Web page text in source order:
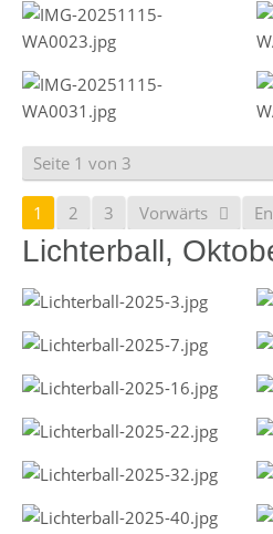
Seite 1 von 3
1 2 3 Vorwärts
Lichterball,